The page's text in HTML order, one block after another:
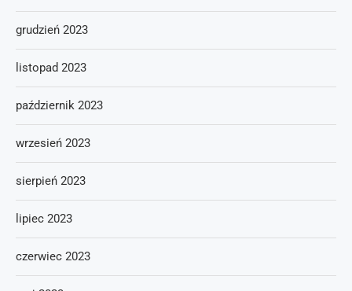
grudzień 2023
listopad 2023
październik 2023
wrzesień 2023
sierpień 2023
lipiec 2023
czerwiec 2023